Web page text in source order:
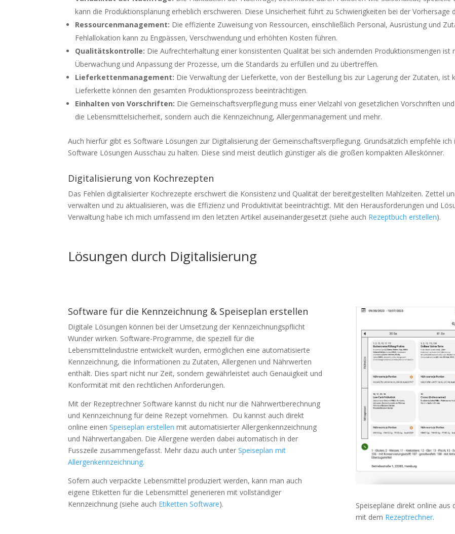
kann die Produktionsplanung erheblich erschweren. Diese Unsicherheit führt zu Schwierigkeiten bei der
Ressourcenmanagement: Die effiziente Zuweisung von Ressourcen, einschließlich Personal, Ausrüstung und
Fehlallokation kann zu Engpässen, Verschwendung und erhöhten Kosten führen.
Qualitätskontrolle: Die Aufrechterhaltung einer konsistenten Qualität bei sich ändernden Produktionsmengen
Überwachung und Anpassung der Prozesse, um die Standards zu erfüllen und zu übertreffen.
Lieferkettenmanagement: Die Verwaltung der Lieferkette, von der Bestellung bis zur Lagerung der Zutaten, ist
Lieferkette können den gesamten Produktionsprozess beeinträchtigen.
Einhalten von Vorschriften: Die Gemeinschaftsverpflegung muss einer Vielzahl von gesetzlichen Vorschriften
die Lebensmittelsicherheit, sondern auch die Kennzeichnung, Allergenmanagement und mehr.
Auch hierfür gibt es Software Lösungen zur Digitalisierung der Gemeinschaftsverpflegung. Grundsätzlich empfehle
Software Lösungen Ausschau zu halten. Diese sind meist deutlich günstiger als die großen kompakten Alleskönner.
Digitalisierung von Kochrezepten
Das Fehlen digitalisierter Kochrezepte erschwert die Konsistenz und Qualität der bereitgestellten Mahlzeiten. Zettel
verwalten und zu aktualisieren, was die Effizienz und Produktivität beeinträchtigt. Mit den Herausforderungen und
Verwaltung habe ich mich umfassend im den letzten Artikel auseinandergesetzt (siehe auch Rezeptbuch erstellen).
Lösungen durch Digitalisierung
Software für die Kennzeichnung & Speiseplan erstellen
Digitale Lösungen können bei der Umsetzung der Kennzeichnungspflicht
Wunder wirken. Software-Programme, die speziell für die
Lebensmittelindustrie entwickelt wurden, ermöglichen eine automatisierte
Kennzeichnung, die Informationen zu Zutaten, Allergenen und Nährwerten
enthält. Dies spart nicht nur Zeit, sondern gewährleistet auch Genauigkeit und
Konformität mit den rechtlichen Anforderungen.
Mit der Rezeptrechner Software kannst du nicht nur die Nährwertberechnung
und Kennzeichnung für deine Rezept vornehmen. Du kannst auch direkt
online einenSpeiseplan erstellen mit automatisierter Allergenkennzeichnung
und Nährwertangaben. Die Allergene werden dabei automatisch in der
Fusszeile zusammengefasst. Mehr dazu auch unterSpeiseplan mit
Allergenkennzeichnung.
Sofern auch verpackte Lebensmittel produziert werden, kann man auch
eigene Etiketten für die Lebensmittel generieren mit vollständiger
Kennzeichnung (siehe auch Etiketten Software).
Speisepläne direkt online aus
mit dem Rezeptrechner.